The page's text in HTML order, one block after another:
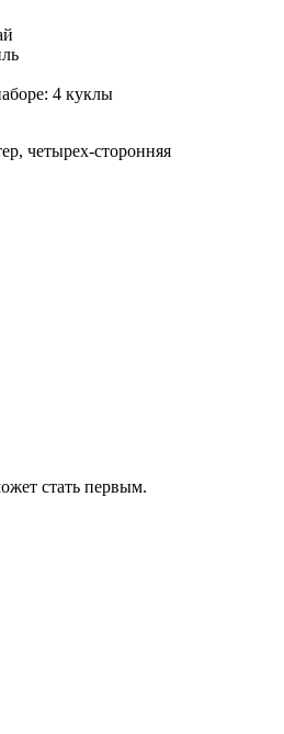
4 куклы
четырех-сторонняя
стать первым.